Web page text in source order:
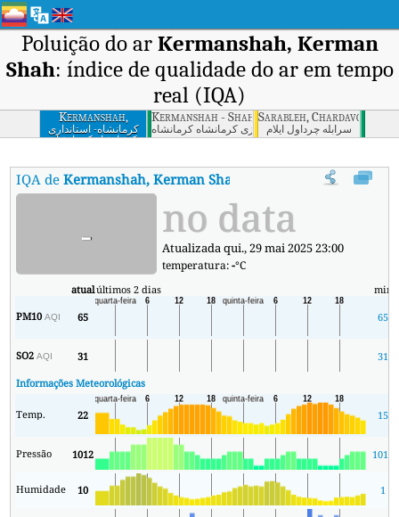
Poluição do ar Kermanshah, Kerman
Shah: índice de qualidade do ar em tempo
real (IQA)
Kermanshah,
Kerman Shah
کرمانشاه- استانداری
کرمانشاه كرمانشاه
Kermanshah - Shahrdari Markazi,
کرمانشاه - شهرداری مرکزی کرمانشاه كرمانشاه
Sarableh, Chardavol, Ilam
سرابله چرداول ایلام
IQA deKermanshah, Kerman Shah Índice de Qualidade do Ar
- no data
Atualizada qui., 29 mai 2025 23:00
temperatura:-°C
atualúltimos 2 dias min
PM10AQI 65 65
SO2AQI 31
31
Informações Meteorológicas
Temp. 22 15
Pressão 1012 1010
Humidade 10 1